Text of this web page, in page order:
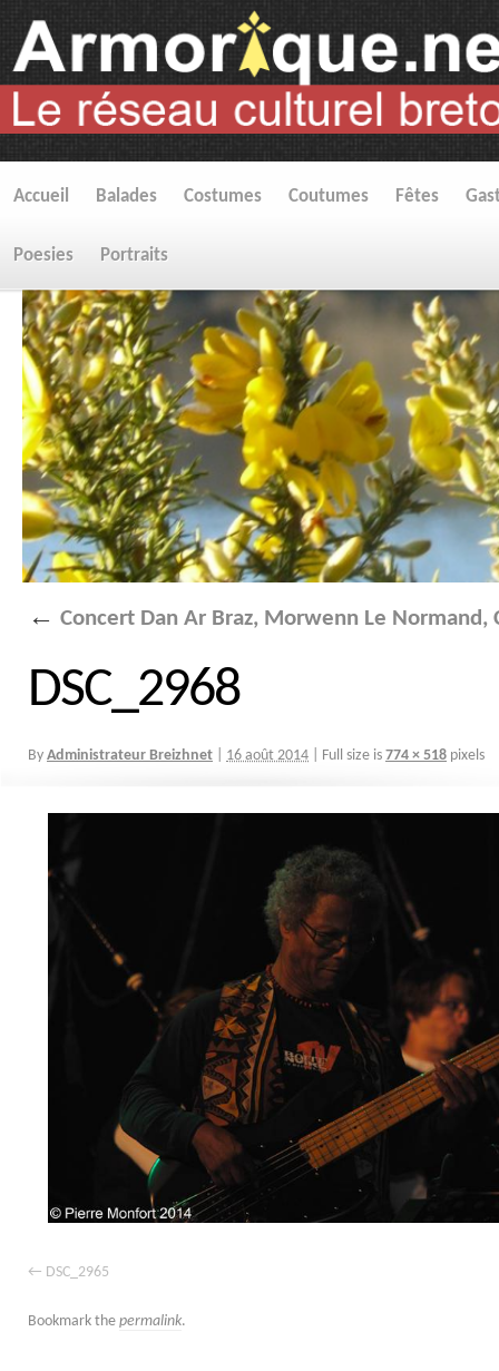
Accueil Balades Costumes Coutumes Fêtes
Poesies Portraits
← Concert Dan Ar Braz, Morwenn Le Normand,
DSC_2968
By Administrateur Breizhnet 16 août 2014 Full size is 774 × 518 pixels
DSC_2965
Bookmark the permalink.